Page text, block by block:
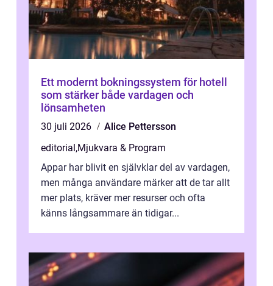
Ett modernt bokningssystem för hotell
som stärker både vardagen och
lönsamheten
30 juli 2026
Alice Pettersson
editorial,Mjukvara & Program
Appar har blivit en självklar del av vardagen,
men många användare märker att de tar allt
mer plats, kräver mer resurser och ofta
känns långsammare än tidigar...